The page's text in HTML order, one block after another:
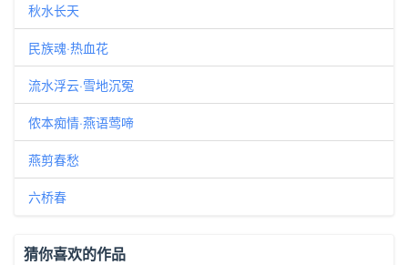
秋水长天
民族魂·热血花
流水浮云·雪地沉冤
侬本痴情·燕语莺啼
燕剪春愁
六桥春
猜你喜欢的作品